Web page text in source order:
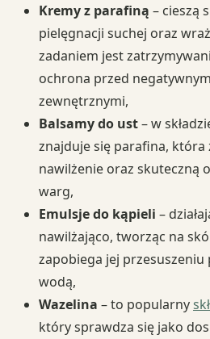
Kremy z parafiną – cieszą
pielęgnacji suchej oraz
zadaniem jest
ochrona przed
zewnętrznymi,
Balsamy do ust– w
znajduje się parafina, która
nawilżenie oraz skuteczną
warg,
Emulsje do kąpieli –
nawilżająco, tworząc na
zapobiega jej
wodą,
Wazelina – to popularny
który sprawdza się jako